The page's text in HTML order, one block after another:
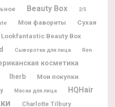
Beauty Box 2/5
Мои фавориты
Сухая
Lookfantastic Beauty Box
Сыворотка для лица Ren
косметика
Iherb Мои покупки
Маска для лица HQHair
Charlotte Tilbury